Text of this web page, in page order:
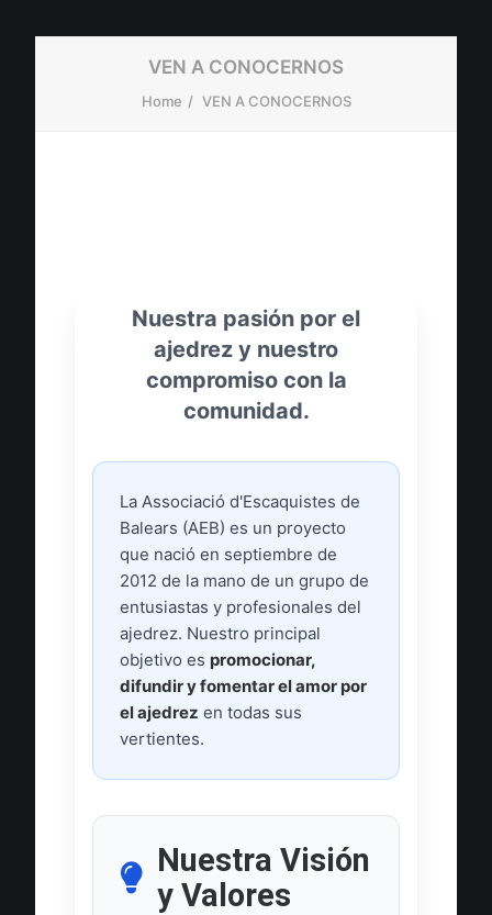
Search
VEN A CONOCERNOS
Home VEN A CONOCERNOS
Nuestra pasión por el
ajedrez y nuestro
compromiso con la
comunidad.
La Associació d'Escaquistes de
Balears (AEB) es un proyecto
que nació en septiembre de
2012 de la mano de un grupo de
entusiastas y profesionales del
ajedrez. Nuestro principal
objetivo es promocionar,
difundir y fomentar el amor por
el ajedrez en todas sus
vertientes.
Nuestra Visión
y Valores